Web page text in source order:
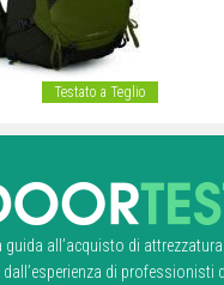
Testato a Teglio
all’acquisto di
dall’esperienza di professionisti